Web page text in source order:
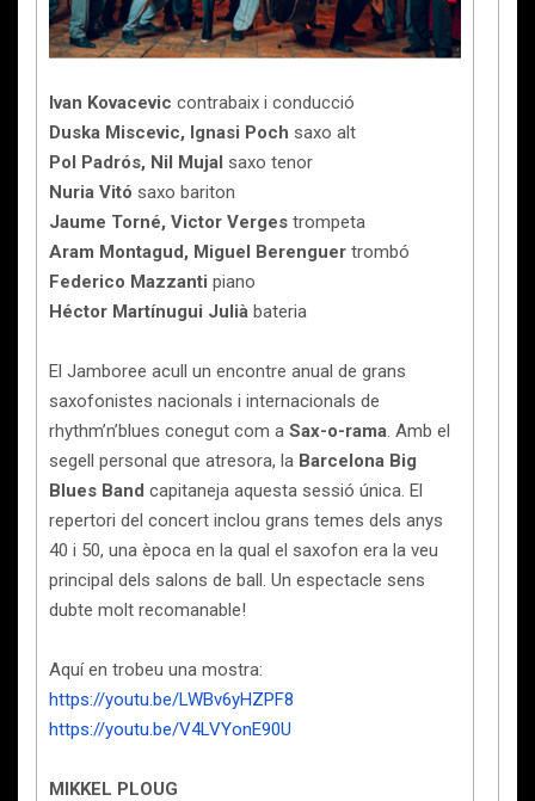
Ivan Kovacevic contrabaix i conducció
Duska Miscevic, Ignasi Poch saxo alt
Pol Padrós, Nil Mujal saxo tenor
Nuria Vitó saxo bariton
Jaume Torné, Victor Verges trompeta
Aram Montagud, Miguel Berenguer trombó
Federico Mazzanti piano
Héctor Martínugui Julià bateria
El Jamboree acull un encontre anual de grans
saxofonistes nacionals i internacionals de
rhythm’n’blues conegut com a Sax-o-rama. Amb el
segell personal que atresora, la Barcelona Big
Blues Band capitaneja aquesta sessió única. El
repertori del concert inclou grans temes dels anys
40 i 50, una època en la qual el saxofon era la veu
principal dels salons de ball. Un espectacle sens
dubte molt recomanable!
Aquí en trobeu una mostra:
https://youtu.be/LWBv6yHZPF8
https://youtu.be/V4LVYonE90U
MIKKEL PLOUG